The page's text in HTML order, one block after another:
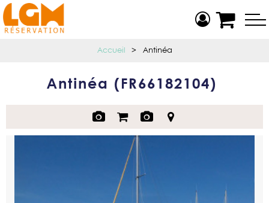
Accueil > Antinéa
Antinéa ( FR66182104 )